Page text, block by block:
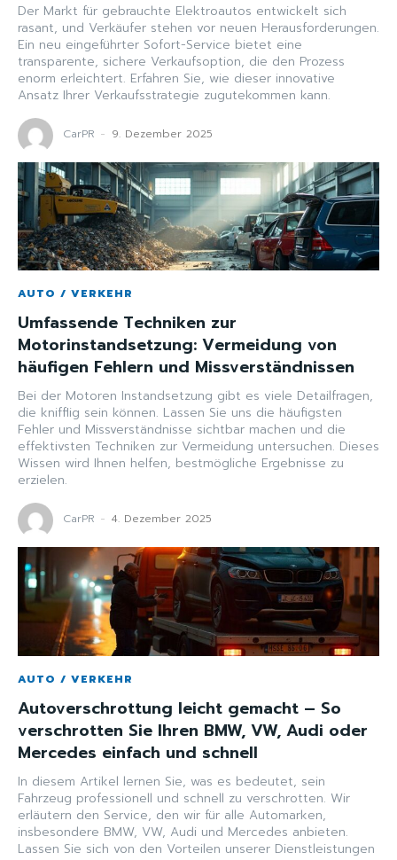
Der Markt für gebrauchte Elektroautos entwickelt sich
rasant, und Verkäufer stehen vor neuen Herausforderungen.
Ein neu eingeführter Sofort-Service bietet eine
transparente, sichere Verkaufsoption, die den Prozess
enorm erleichtert. Erfahren Sie, wie dieser innovative
Ansatz Ihrer Verkaufsstrategie zugutekommen kann.
CarPR - 9. Dezember 2025
AUTO / VERKEHR
Umfassende Techniken zur
Motorinstandsetzung: Vermeidung von
häufigen Fehlern und Missverständnissen
Bei der Motoren Instandsetzung gibt es viele Detailfragen,
die knifflig sein können. Lassen Sie uns die häufigsten
Fehler und Missverständnisse sichtbar machen und die
effektivsten Techniken zur Vermeidung untersuchen. Dieses
Wissen wird Ihnen helfen, bestmögliche Ergebnisse zu
erzielen.
CarPR - 4. Dezember 2025
AUTO / VERKEHR
Autoverschrottung leicht gemacht – So
verschrotten Sie Ihren BMW, VW, Audi oder
Mercedes einfach und schnell
In diesem Artikel lernen Sie, was es bedeutet, sein
Fahrzeug professionell und schnell zu verschrotten. Wir
erläutern den Service, den wir für alle Automarken,
insbesondere BMW, VW, Audi und Mercedes anbieten.
Lassen Sie sich von den Vorteilen unserer Dienstleistungen